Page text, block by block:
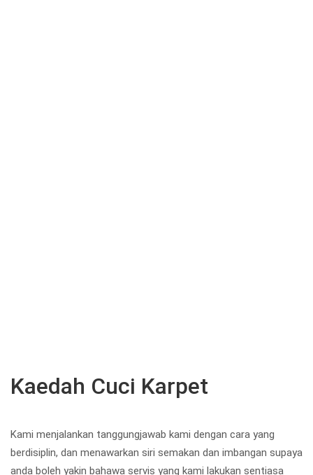
Kaedah Cuci Karpet
Kami menjalankan tanggungjawab kami dengan cara yang
berdisiplin, dan menawarkan siri semakan dan imbangan supaya
anda boleh yakin bahawa servis yang kami lakukan sentiasa